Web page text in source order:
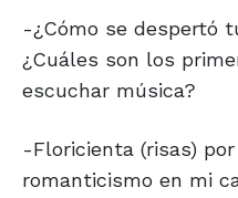
-¿Cómo se despertó
¿Cuáles son los
escuchar música?
-Floricienta (risas)
romanticismo en mi